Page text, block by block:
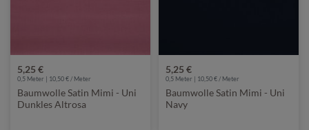
5,25 €
0,5 Meter | 10,50 € / Meter
Baumwolle Satin Mimi - Uni
Dunkles Altrosa
5,25 €
0,5 Meter | 10,50 € / Meter
Baumwolle Satin Mimi - Uni
Navy